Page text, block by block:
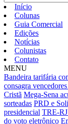
Início
Colunas
Guia Comercial
Edições
Notícias
Colunistas
Contato
MENU
Bandeira tarifária
consagra
Cristã Mega-Sena
sorteadas PRD e
presidencial TRE-RJ
do voto eletrônico